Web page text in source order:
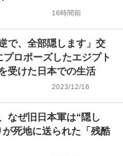
16時間前
で、全部隠します」交
ロポーズしたエジプト
受けた日本での生活
2023/12/16
なぜ旧日本軍は“隠し
死地に送られた「残酷